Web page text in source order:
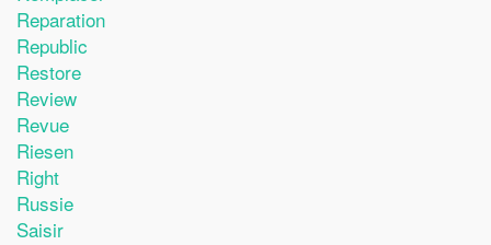
Reparation
Republic
Restore
Review
Revue
Riesen
Right
Russie
Saisir